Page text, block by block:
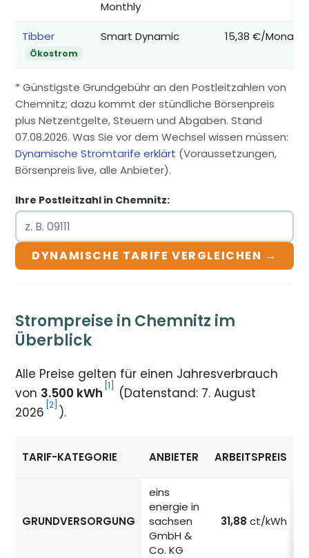
Monthly
Tibber
Ökostrom
Smart Dynamic 15,38 €/Monat
* Günstigste Grundgebühr an den Postleitzahlen von
Chemnitz; dazu kommt der stündliche Börsenpreis
plus Netzentgelte, Steuern und Abgaben. Stand
07.08.2026. Was Sie vor dem Wechsel wissen müssen:
Dynamische Stromtarife erklärt (Voraussetzungen,
Börsenpreis live, alle Anbieter).
Ihre Postleitzahl in Chemnitz:
DYNAMISCHE TARIFE VERGLEICHEN →
Strompreise in Chemnitz im
Überblick
Alle Preise gelten für einen Jahresverbrauch
von 3.500 kWh [1]
(Datenstand: 7. August
2026 [2] ).
Strompreise in Chemnitz nach Tarif-Kategorie
TARIF-KATEGORIE ANBIETER ARBEITSPREIS
GRUNDVERSORGUNG
eins
energie in
sachsen
GmbH &
Co. KG
31,88 ct/kWh